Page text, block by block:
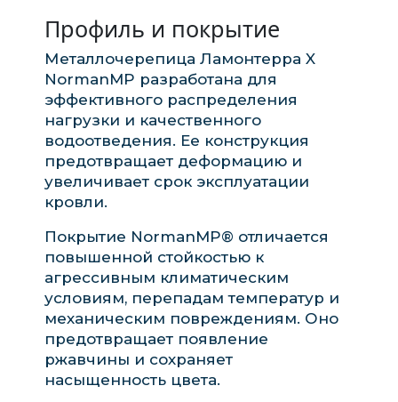
Профиль и покрытие
Металлочерепица Ламонтерра X
NormanMP разработана для
эффективного распределения
нагрузки и качественного
водоотведения. Ее конструкция
предотвращает деформацию и
увеличивает срок эксплуатации
кровли.
Покрытие NormanMP® отличается
повышенной стойкостью к
агрессивным климатическим
условиям, перепадам температур и
механическим повреждениям. Оно
предотвращает появление
ржавчины и сохраняет
насыщенность цвета.